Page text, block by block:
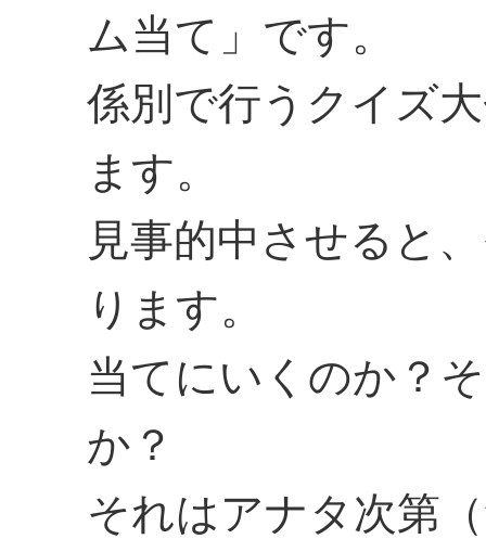
ム当て」です。
係別で行うクイズ
ます。
見事的中させると
ります。
当てにいくのか？
か？
それはアナタ次第